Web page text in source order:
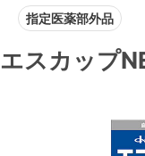
指定医薬部外品
エスカップ